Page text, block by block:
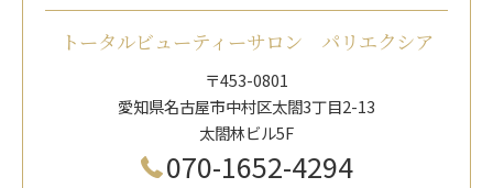
トータルビューティーサロン パリエクシア
〒453-0801
愛知県名古屋市中村区太閤3丁目2-13
太閤林ビル5F
070-1652-4294